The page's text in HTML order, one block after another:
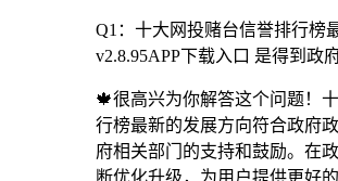
Q1：十大网投赌台信誉排行榜
v2.8.95APP下载入口 是得到政
🍁很高兴为你解答这个问题！
行榜最新的发展方向符合政府
府相关部门的支持和鼓励。在
断优化升级，为用户提供更好的